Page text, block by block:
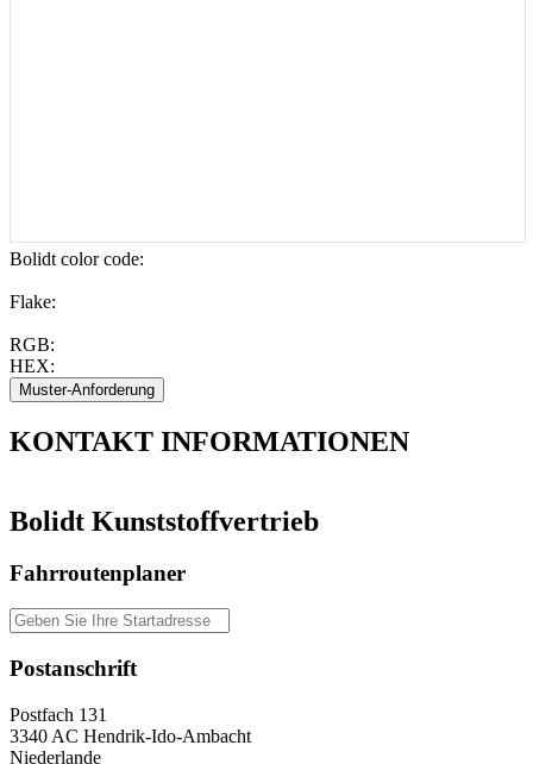
Bolidt color code:
Flake:
RGB:
HEX:
KONTAKT INFORMATIONEN
Bolidt Kunststoffvertrieb
Fahrroutenplaner
Postanschrift
Postfach 131
3340 AC Hendrik-Ido-Ambacht
Niederlande